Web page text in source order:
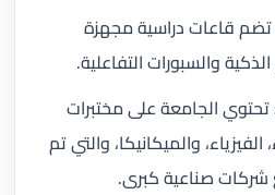
تضم قاعات دراسية مجهزة
والسبورات التفاعلية.
تحتوي الجامعة على مختبرات
والميكانيكا، والتي تم
شركات صناعية كبرى.